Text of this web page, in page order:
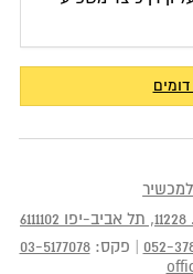
11228
, תל אביב-יפו 6111102
052- פקס:03-5177078